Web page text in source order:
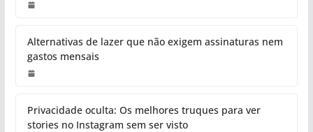
Alternativas de lazer que não exigem assinaturas nem
gastos mensais
Privacidade oculta: Os melhores truques para ver
stories no Instagram sem ser visto